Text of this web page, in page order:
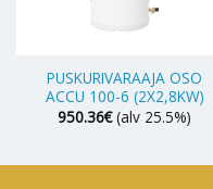
PUSKURIVARAAJA OSO
ACCU 100-6 (2X2,8KW)
950.36€ (alv 25.5%)